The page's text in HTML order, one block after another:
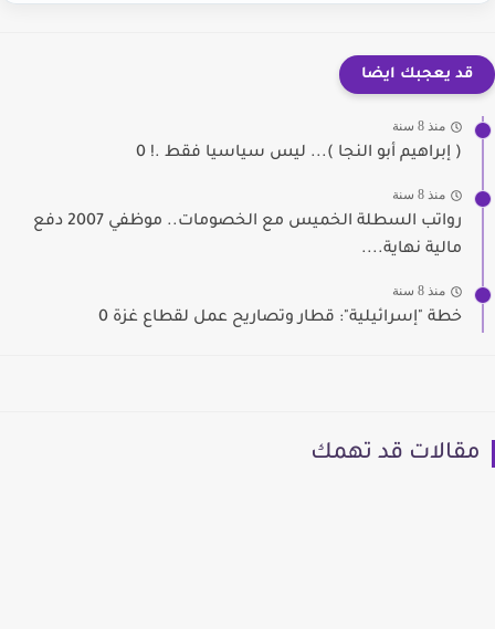
قد يعجبك ايضا
منذ 8 سنة
( إبراهيم أبو النجا )... ليس سياسيا فقط .! 0
منذ 8 سنة
رواتب السطلة الخميس مع الخصومات.. موظفي 2007 دفع
مالية نهاية....
منذ 8 سنة
خطة "إسرائيلية": قطار وتصاريح عمل لقطاع غزة 0
مقالات قد تهمك